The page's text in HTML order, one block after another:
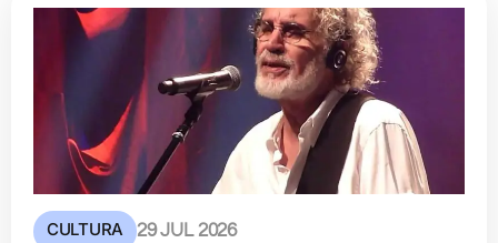
CULTURA 29 JUL 2026